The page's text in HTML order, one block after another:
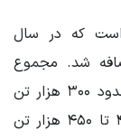
تولیدی است که در سال
شد. مجموع
تولید کارخانجات عضو این انجمن سالیانه حدود ۳۰۰ هزار تن
است، در حالی که نیاز کشور سالیانه بین ۴۰۰ تا ۴۵۰ هزار تن